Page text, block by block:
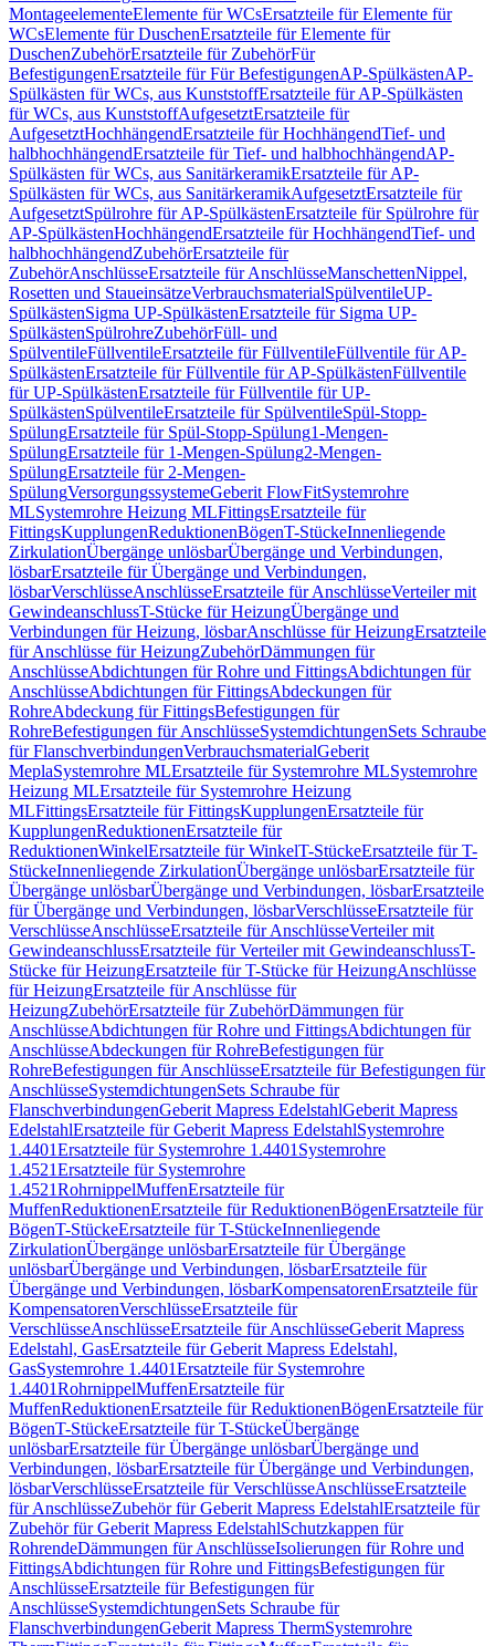
MontageelementeElemente für WCsErsatzteile für Elemente für
WCsElemente für DuschenErsatzteile für Elemente für
DuschenZubehörErsatzteile für ZubehörFür
BefestigungenErsatzteile für Für BefestigungenAP-SpülkästenAP-
Spülkästen für WCs, aus KunststoffErsatzteile für AP-Spülkästen
für WCs, aus KunststoffAufgesetztErsatzteile für
AufgesetztHochhängendErsatzteile für HochhängendTief- und
halbhochhängendErsatzteile für Tief- und halbhochhängendAP-
Spülkästen für WCs, aus SanitärkeramikErsatzteile für AP-
Spülkästen für WCs, aus SanitärkeramikAufgesetztErsatzteile für
AufgesetztSpülrohre für AP-SpülkästenErsatzteile für Spülrohre für
AP-SpülkästenHochhängendErsatzteile für HochhängendTief- und
halbhochhängendZubehörErsatzteile für
ZubehörAnschlüsseErsatzteile für AnschlüsseManschettenNippel,
Rosetten und StaueinsätzeVerbrauchsmaterialSpülventileUP-
SpülkästenSigma UP-SpülkästenErsatzteile für Sigma UP-
SpülkästenSpülrohreZubehörFüll- und
SpülventileFüllventileErsatzteile für FüllventileFüllventile für AP-
SpülkästenErsatzteile für Füllventile für AP-SpülkästenFüllventile
für UP-SpülkästenErsatzteile für Füllventile für UP-
SpülkästenSpülventileErsatzteile für SpülventileSpül-Stopp-
SpülungErsatzteile für Spül-Stopp-Spülung1-Mengen-
SpülungErsatzteile für 1-Mengen-Spülung2-Mengen-
SpülungErsatzteile für 2-Mengen-
SpülungVersorgungssystemeGeberit FlowFitSystemrohre
MLSystemrohre Heizung MLFittingsErsatzteile für
FittingsKupplungenReduktionenBögenT-StückeInnenliegende
ZirkulationÜbergänge unlösbarÜbergänge und Verbindungen,
lösbarErsatzteile für Übergänge und Verbindungen,
lösbarVerschlüsseAnschlüsseErsatzteile für AnschlüsseVerteiler mit
GewindeanschlussT-Stücke für HeizungÜbergänge und
Verbindungen für Heizung, lösbarAnschlüsse für HeizungErsatzteile
für Anschlüsse für HeizungZubehörDämmungen für
AnschlüsseAbdichtungen für Rohre und FittingsAbdichtungen für
AnschlüsseAbdichtungen für FittingsAbdeckungen für
RohreAbdeckung für FittingsBefestigungen für
RohreBefestigungen für AnschlüsseSystemdichtungenSets Schraube
für FlanschverbindungenVerbrauchsmaterialGeberit
MeplaSystemrohre MLErsatzteile für Systemrohre MLSystemrohre
Heizung MLErsatzteile für Systemrohre Heizung
MLFittingsErsatzteile für FittingsKupplungenErsatzteile für
KupplungenReduktionenErsatzteile für
ReduktionenWinkelErsatzteile für WinkelT-StückeErsatzteile für T-
StückeInnenliegende ZirkulationÜbergänge unlösbarErsatzteile für
Übergänge unlösbarÜbergänge und Verbindungen, lösbarErsatzteile
für Übergänge und Verbindungen, lösbarVerschlüsseErsatzteile für
VerschlüsseAnschlüsseErsatzteile für AnschlüsseVerteiler mit
GewindeanschlussErsatzteile für Verteiler mit GewindeanschlussT-
Stücke für HeizungErsatzteile für T-Stücke für HeizungAnschlüsse
für HeizungErsatzteile für Anschlüsse für
HeizungZubehörErsatzteile für ZubehörDämmungen für
AnschlüsseAbdichtungen für Rohre und FittingsAbdichtungen für
AnschlüsseAbdeckungen für RohreBefestigungen für
RohreBefestigungen für AnschlüsseErsatzteile für Befestigungen für
AnschlüsseSystemdichtungenSets Schraube für
FlanschverbindungenGeberit Mapress EdelstahlGeberit Mapress
EdelstahlErsatzteile für Geberit Mapress EdelstahlSystemrohre
1.4401Ersatzteile für Systemrohre 1.4401 Systemrohre
1.4521Ersatzteile für Systemrohre
1.4521RohrnippelMuffenErsatzteile für
MuffenReduktionenErsatzteile für ReduktionenBögenErsatzteile für
BögenT-StückeErsatzteile für T-StückeInnenliegende
ZirkulationÜbergänge unlösbarErsatzteile für Übergänge
unlösbarÜbergänge und Verbindungen, lösbarErsatzteile für
Übergänge und Verbindungen, lösbarKompensatorenErsatzteile für
KompensatorenVerschlüsseErsatzteile für
VerschlüsseAnschlüsseErsatzteile für AnschlüsseGeberit Mapress
Edelstahl, GasErsatzteile für Geberit Mapress Edelstahl,
GasSystemrohre 1.4401Ersatzteile für Systemrohre
1.4401RohrnippelMuffenErsatzteile für
MuffenReduktionenErsatzteile für ReduktionenBögenErsatzteile für
BögenT-StückeErsatzteile für T-StückeÜbergänge
unlösbarErsatzteile für Übergänge unlösbarÜbergänge und
Verbindungen, lösbarErsatzteile für Übergänge und Verbindungen,
lösbarVerschlüsseErsatzteile für VerschlüsseAnschlüsseErsatzteile
für AnschlüsseZubehör für Geberit Mapress EdelstahlErsatzteile für
Zubehör für Geberit Mapress EdelstahlSchutzkappen für
RohrendeDämmungen für AnschlüsseIsolierungen für Rohre und
FittingsAbdichtungen für Rohre und FittingsBefestigungen für
AnschlüsseErsatzteile für Befestigungen für
AnschlüsseSystemdichtungenSets Schraube für
FlanschverbindungenGeberit Mapress ThermSystemrohre